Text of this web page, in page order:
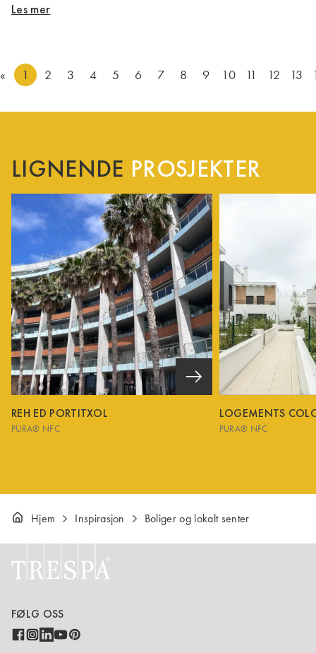
Les mer
« 1 2 3 4 5 6 7 8 9 10 11 12 13
LIGNENDE PROSJEKTER
REH ED PORTITXOL
PURA® NFC
LOGEMENTS
PURA® NFC
Hjem Inspirasjon Boliger og lokalt senter
FØLG OSS